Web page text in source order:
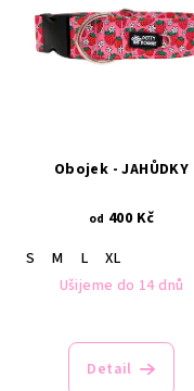
Obojek - JAHŮDKY
od 400 Kč
S
M L
XL
Ušijeme do 14 dnů
Detail